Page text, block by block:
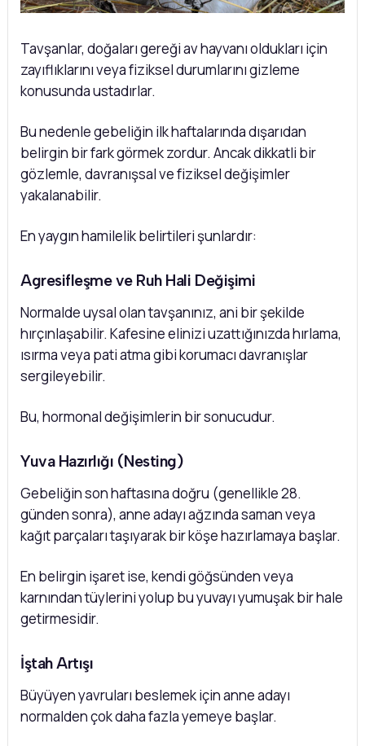
Tavşanlar, doğaları gereği av hayvanı oldukları için
zayıflıklarını veya fiziksel durumlarını gizleme
konusunda ustadırlar.
Bu nedenle gebeliğin ilk haftalarında dışarıdan
belirgin bir fark görmek zordur. Ancak dikkatli bir
gözlemle, davranışsal ve fiziksel değişimler
yakalanabilir.
En yaygın hamilelik belirtileri şunlardır:
Agresifleşme ve Ruh Hali Değişimi
Normalde uysal olan tavşanınız, ani bir şekilde
hırçınlaşabilir. Kafesine elinizi uzattığınızda hırlama,
ısırma veya pati atma gibi korumacı davranışlar
sergileyebilir.
Bu, hormonal değişimlerin bir sonucudur.
Yuva Hazırlığı (Nesting)
Gebeliğin son haftasına doğru (genellikle 28.
günden sonra), anne adayı ağzında saman veya
kağıt parçaları taşıyarak bir köşe hazırlamaya başlar.
En belirgin işaret ise, kendi göğsünden veya
karnından tüylerini yolup bu yuvayı yumuşak bir hale
getirmesidir.
İştah Artışı
Büyüyen yavruları beslemek için anne adayı
normalden çok daha fazla yemeye başlar.